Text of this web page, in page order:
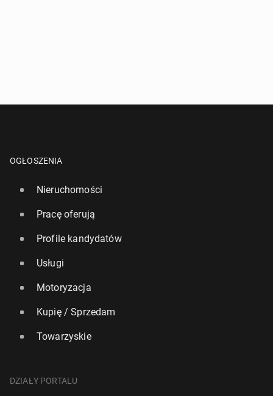
OGŁOSZENIA
Nieruchomości
Pracę oferują
Profile kandydatów
Usługi
Motoryzacja
Kupię / Sprzedam
Towarzyskie
DZIAŁY PORTALU